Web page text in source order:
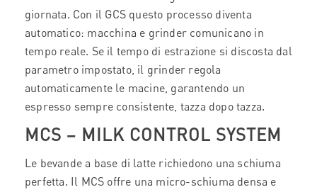
giornata. Con il GCS questo processo diventa
automatico: macchina e grinder comunicano in
tempo reale. Se il tempo di estrazione si discosta dal
parametro impostato, il grinder regola
automaticamente le macine, garantendo un
espresso sempre consistente, tazza dopo tazza.
MCS – MILK CONTROL SYSTEM
Le bevande a base di latte richiedono una schiuma
perfetta. Il MCS offre una micro-schiuma densa e